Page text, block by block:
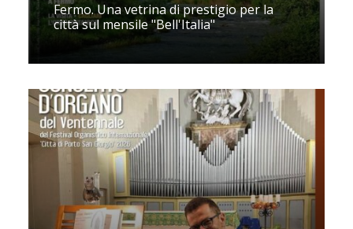
Fermo. Una vetrina di prestigio per la
città sul mensile "Bell'Italia"